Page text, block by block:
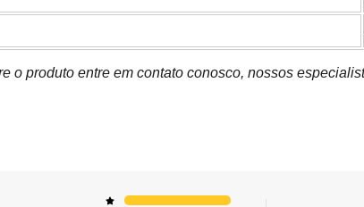
o produto entre em contato conosco, nossos